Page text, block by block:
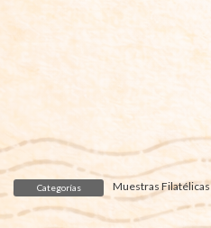
Categorías Muestras Filatélicas